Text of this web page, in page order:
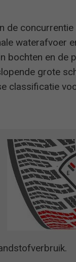
de
waterafvoer
bochten en de
grote
classificatie